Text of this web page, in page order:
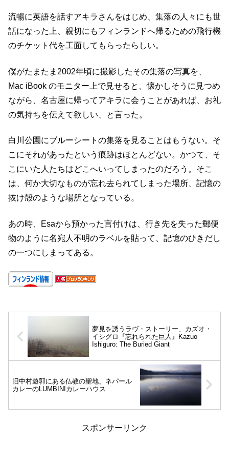
流暢に英語を話すアキラさんをはじめ、集落の人々にも世
話になった上、親切にもフィンランドへ帰るための飛行機
のチケット代を工面してもらったらしい。
僕がたまたま2002年頃に撮影したその集落の写真を、
Mac iBook のモニター上で見せると、懐かしそうに見つめ
ながら、名古屋に帰ってアキラに会うことがあれば、お礼
の気持ちを伝えて欲しい、と言った。
白川公園にブルーシートの集落を見ることはもうない。そ
こにそれがあったという痕跡はほとんどない。かつて、そ
こにいた人たちはどこへいってしまったのだろう。そこ
は、何か大切なものが忘れ去られてしまった場所、記憶の
抜け殻のような場所となっている。
あの時、Esaから預かった言付けは、行き先を失った郵便
物のように名宛人不明のラベルを貼って、記憶のひきだし
の一つにしまってある。
夢見を誘うラヴ・ストーリー、カズオ・
イシグロ『忘れられた巨人』Kazuo
Ishiguro: The Buried Giant
旧中村遊郭にある仏教の聖地、ネパール
カレーのLUMBINIカレーハウス
スポンサーリンク